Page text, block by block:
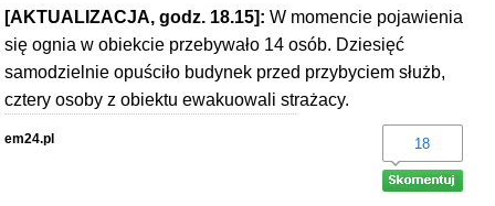
[AKTUALIZACJA, godz. 18.15]: W momencie pojawienia
się ognia w obiekcie przebywało 14 osób. Dziesięć
samodzielnie opuściło budynek przed przybyciem służb,
cztery osoby z obiektu ewakuowali strażacy.
em24.pl 18